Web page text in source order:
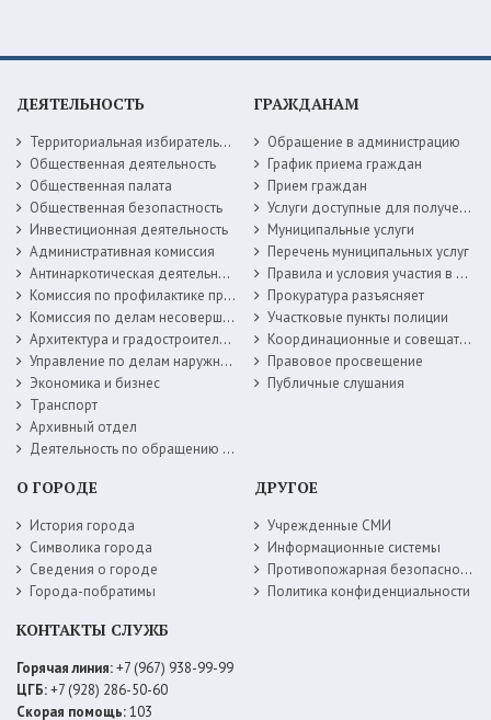
ДЕЯТЕЛЬНОСТЬ
Территориальная избирательная комиссия
Общественная деятельность
Общественная палата
Общественная безопастность
Инвестиционная деятельность
Административная комиссия
Антинаркотическая деятельность
Комиссия по профилактике правонарушений
Комиссия по делам несовершеннолетних
Архитектура и градостроительство
Управление по делам наружной рекламы
Экономика и бизнес
Транспорт
Архивный отдел
Деятельность по обращению с животными без владельцев
ГРАЖДАНАМ
Обращение в администрацию
График приема граждан
Прием граждан
Услуги доступные для получения в электронной форме
Муниципальные услуги
Перечень муниципальных услуг
Правила и условия участия в жилищных программах
Прокуратура разъясняет
Участковые пункты полиции
Координационные и совещательные органы
Правовое просвещение
Публичные слушания
О ГОРОДЕ
История города
Символика города
Сведения о городе
Города-побратимы
ДРУГОЕ
Учрежденные СМИ
Информационные системы
Противопожарная безопасность
Политика конфиденциальности
КОНТАКТЫ СЛУЖБ
Горячая линия:+7 (967) 938-99-99
ЦГБ:+7 (928) 286-50-60
Скорая помощь:103